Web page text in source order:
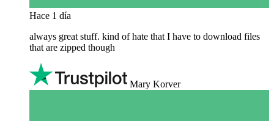
Hace 1 día
always great stuff. kind of hate that I have to download files
that are zipped though
Mary Korver